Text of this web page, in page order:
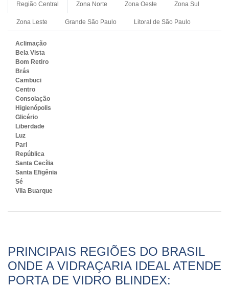
Região Central Zona Norte Zona Oeste Zona Sul
Zona Leste Grande São Paulo Litoral de São Paulo
Aclimação
Bela Vista
Bom Retiro
Brás
Cambuci
Centro
Consolação
Higienópolis
Glicério
Liberdade
Luz
Pari
República
Santa Cecília
Santa Efigênia
Sé
Vila Buarque
PRINCIPAIS REGIÕES DO BRASIL
ONDE A VIDRAÇARIA IDEAL ATENDE
PORTA DE VIDRO BLINDEX: